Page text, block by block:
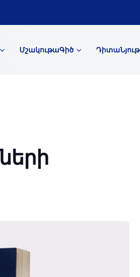
ՄշակութաԳիծ ԴիտաՆյութ